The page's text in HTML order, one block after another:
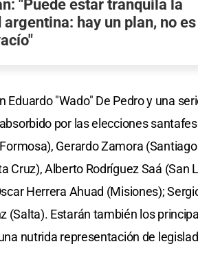
"Puede estar tranquila la
hay un plan, no
Eduardo "Wado" De Pedro y una
por las elecciones
Gerardo Zamora
Cruz), Alberto Rodríguez Saá (San
Herrera Ahuad (Misiones);
(Salta). Estarán también los
nutrida representación de